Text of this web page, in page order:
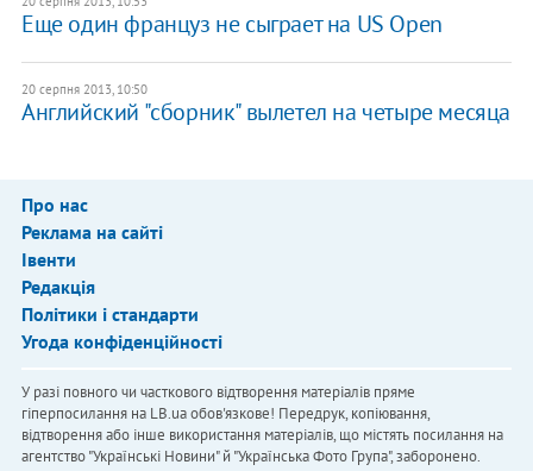
Еще один француз не сыграет на US Open
20 серпня 2013, 10:50
Английский "сборник" вылетел на четыре месяца
Про нас
Реклама на сайті
Івенти
Редакція
Політики і стандарти
Угода конфіденційності
У разі повного чи часткового відтворення матеріалів пряме
гіперпосилання на LB.ua обов'язкове! Передрук, копіювання,
відтворення або інше використання матеріалів, що містять посилання на
агентство "Українськi Новини" й "Українська Фото Група", заборонено.